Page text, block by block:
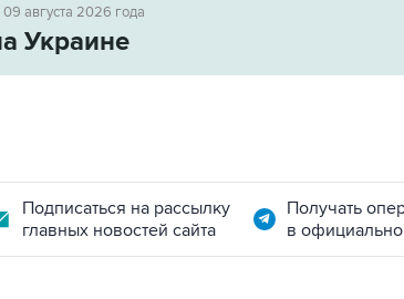
августа 2026 года
Украине
Подписаться на рассылку
главных новостей сайта
Получать
в